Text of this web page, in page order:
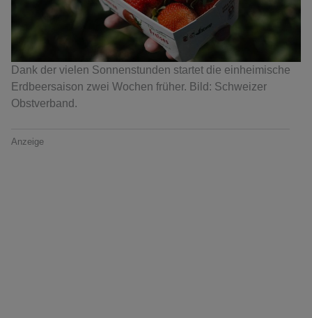
Dank der vielen Sonnenstunden startet die einheimische
Erdbeersaison zwei Wochen früher. Bild: Schweizer
Obstverband.
Anzeige